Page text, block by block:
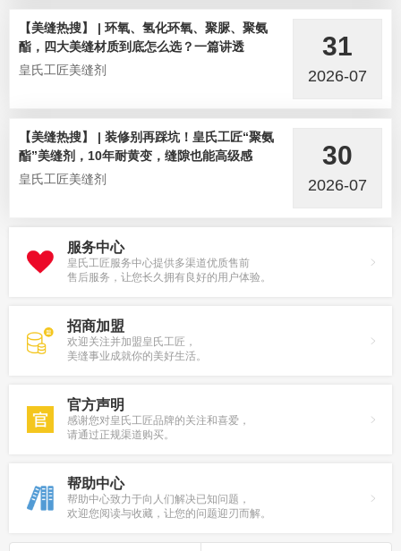
【美缝热搜】 | 环氧、氢化环氧、聚脲、聚氨
酯，四大美缝材质到底怎么选？一篇讲透
皇氏工匠美缝剂
31
2026-07
【美缝热搜】 | 装修别再踩坑！皇氏工匠“聚氨
酯”美缝剂，10年耐黄变，缝隙也能高级感
皇氏工匠美缝剂
30
2026-07
服务中心
皇氏工匠服务中心提供多渠道优质售前
售后服务，让您长久拥有良好的用户体验。
招商加盟
欢迎关注并加盟皇氏工匠，
美缝事业成就你的美好生活。
官方声明
感谢您对皇氏工匠品牌的关注和喜爱，
请通过正规渠道购买。
帮助中心
帮助中心致力于向人们解决已知问题，
欢迎您阅读与收藏，让您的问题迎刃而解。